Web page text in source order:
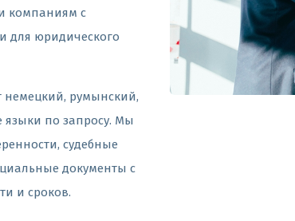
компаниям с
юридического
румынский,
языки по запросу. Мы
судебные
документы с
и сроков.